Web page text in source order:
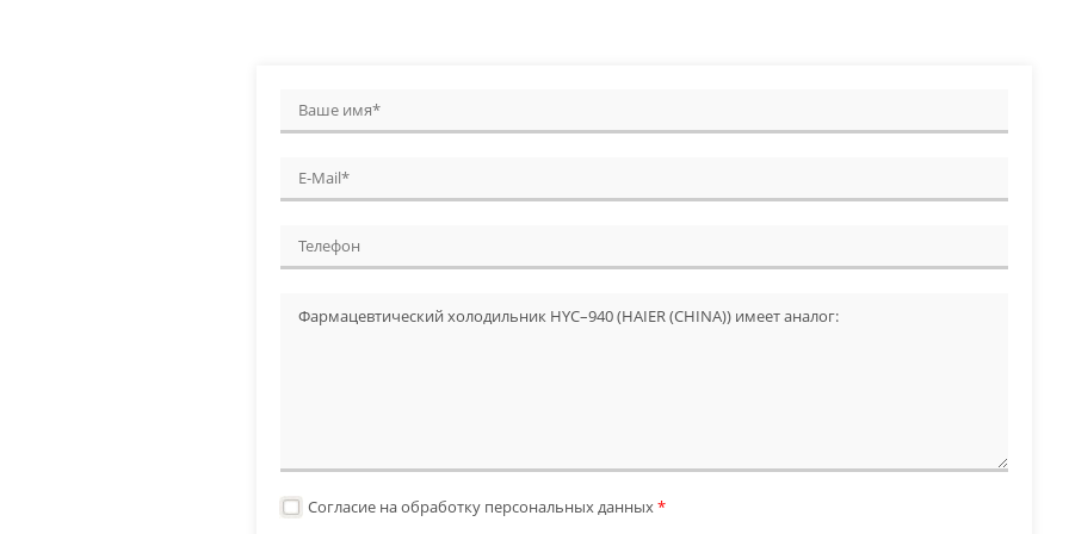
Согласие на обработку персональных данных *